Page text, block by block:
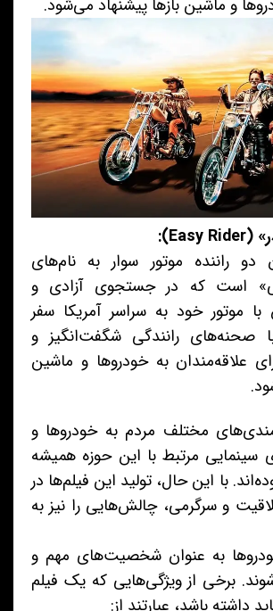
و ماشین بازها پیشنهاد می‌شود.
دو راننده موتور سوار به نام‌های
است که در جستجوی آزادی و
موتور خود به سراسر آمریکا سفر
صحنه‌های رانندگی شگفت‌انگیز و
علاقه‌مندان به خودروها و ماشین
مختلف مردم به خودروها و
سینمایی مرتبط با این حوزه همیشه
با این حال، تولید این فیلم‌ها در
و سرگرمی، چالش‌هایی را نیز به
به عنوان شخصیت‌های مهم و
برخی از ویژگی‌هایی که یک فیلم